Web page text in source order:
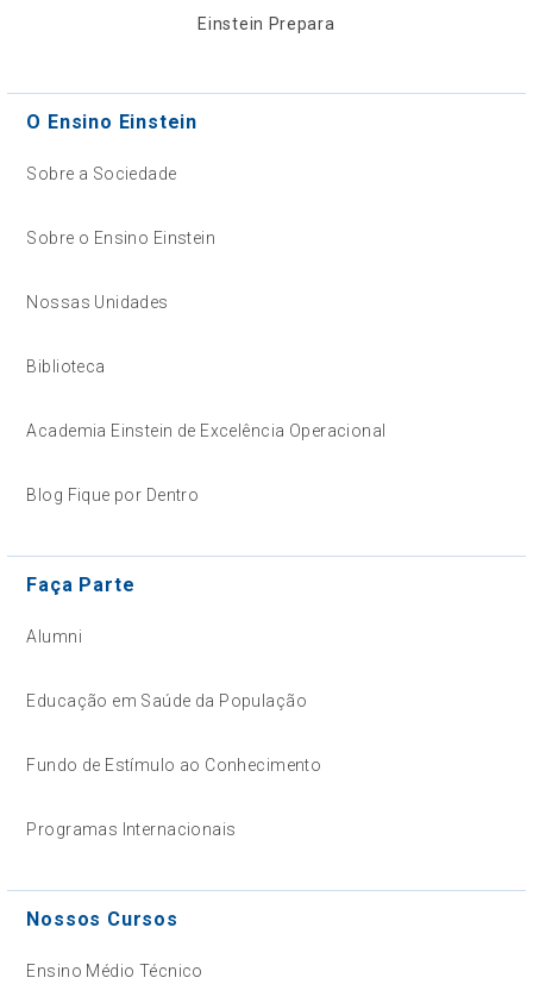
Einstein Prepara
O Ensino Einstein
Sobre a Sociedade
Sobre o Ensino Einstein
Nossas Unidades
Biblioteca
Academia Einstein de Excelência Operacional
Blog Fique por Dentro
Faça Parte
Alumni
Educação em Saúde da População
Fundo de Estímulo ao Conhecimento
Programas Internacionais
Nossos Cursos
Ensino Médio Técnico